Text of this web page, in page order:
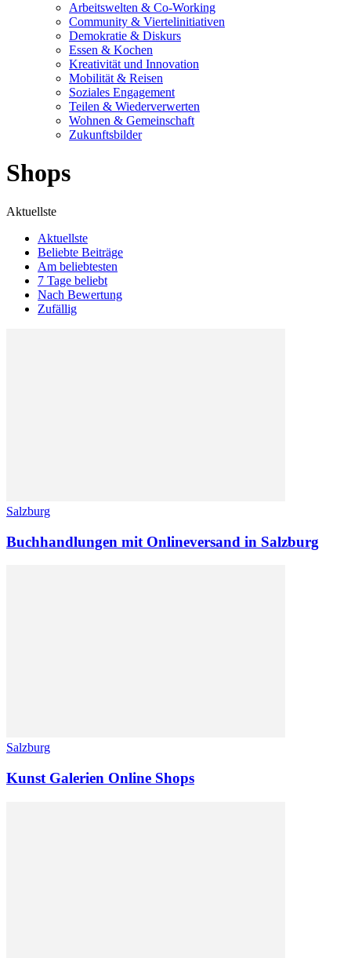
Arbeitswelten & Co-Working
Community & Viertelinitiativen
Demokratie & Diskurs
Essen & Kochen
Kreativität und Innovation
Mobilität & Reisen
Soziales Engagement
Teilen & Wiederverwerten
Wohnen & Gemeinschaft
Zukunftsbilder
Shops
Aktuellste
Aktuellste
Beliebte Beiträge
Am beliebtesten
7 Tage beliebt
Nach Bewertung
Zufällig
Salzburg
Buchhandlungen mit Onlineversand in Salzburg
Salzburg
Kunst Galerien Online Shops